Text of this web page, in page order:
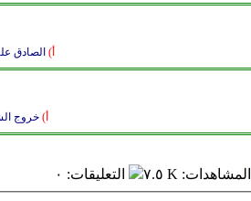
أ) الصادق
أ) خروج
المشاهدات: ٧.٥ K التعليقات: ٠